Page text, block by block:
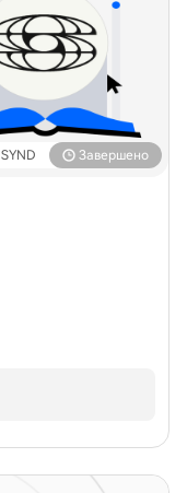
SYND Завершено